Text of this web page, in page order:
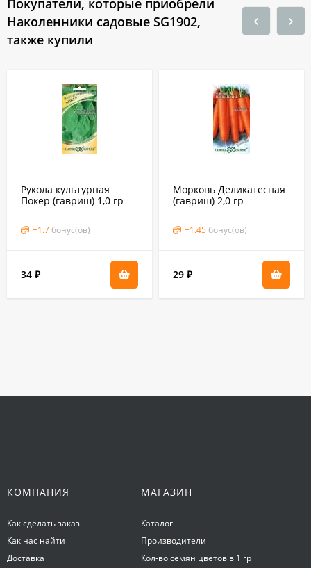
Наколенники садовые SG1902,
также купили
Рукола культурная
Покер (гавриш) 1,0 гр
+1.7 бонус(ов)
34 ₽
Морковь Деликатесная
(гавриш) 2,0 гр
+1.45 бонус(ов)
29 ₽
КОМПАНИЯ
Как сделать заказ
Как нас найти
Доставка
МАГАЗИН
Каталог
Производители
Кол-во семян цветов в 1 гр